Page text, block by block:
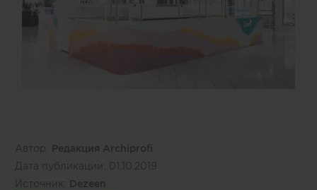
Автор:
Редакция Archiprofi
Дата публикации: 01.10.2019
Источник:
Dezeen